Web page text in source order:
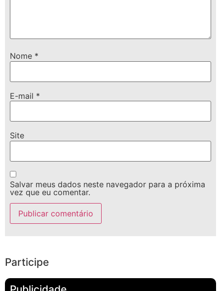
Nome *
E-mail *
Site
Salvar meus dados neste navegador para a próxima
vez que eu comentar.
Participe